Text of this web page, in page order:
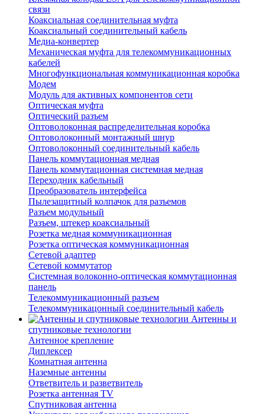
связи
Коаксиальная соединительная муфта
Коаксиальный соединительный кабель
Медиа-конвертер
Механическая муфта для телекоммуникационных
кабелей
Многофункциональная коммуникационная коробка
Модем
Модуль для активных компонентов сети
Оптическая муфта
Оптический разъем
Оптоволоконная распределительная коробка
Оптоволоконный монтажный шнур
Оптоволоконный соединительный кабель
Панель коммутационная медная
Панель коммутационная системная медная
Переходник кабельный
Преобразователь интерфейса
Пылезащитный колпачок для разъемов
Разъем модульный
Разъем, штекер коаксиальный
Розетка медная коммуникационная
Розетка оптическая коммуникационная
Сетевой адаптер
Сетевой коммутатор
Системная волоконно-оптическая коммутационная
панель
Телекоммуникационный разъем
Телекоммуникацонный соединительный кабель
Антенны и
спутниковые технологии
Антенное крепление
Диплексер
Комнатная антенна
Наземные антенны
Ответвитель и разветвитель
Розетка антенная TV
Спутниковая антенна